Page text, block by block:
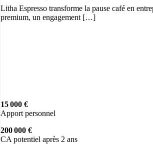
Litha Espresso transforme la pause café en
premium, un engagement […]
15 000 €
Apport personnel
200 000 €
CA potentiel après 2 ans